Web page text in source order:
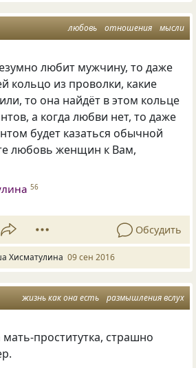
любовь отношения мысли
любит мужчину, то даже
кольцо из проволки, какие
то она найдёт в этом кольце
а когда любви нет, то даже
будет казаться обычной
любовь женщин к Вам,
56
Обсудить
Хисматулина 09 сен 2016
жизнь как она есть размышления вслух
проститутка, страшно